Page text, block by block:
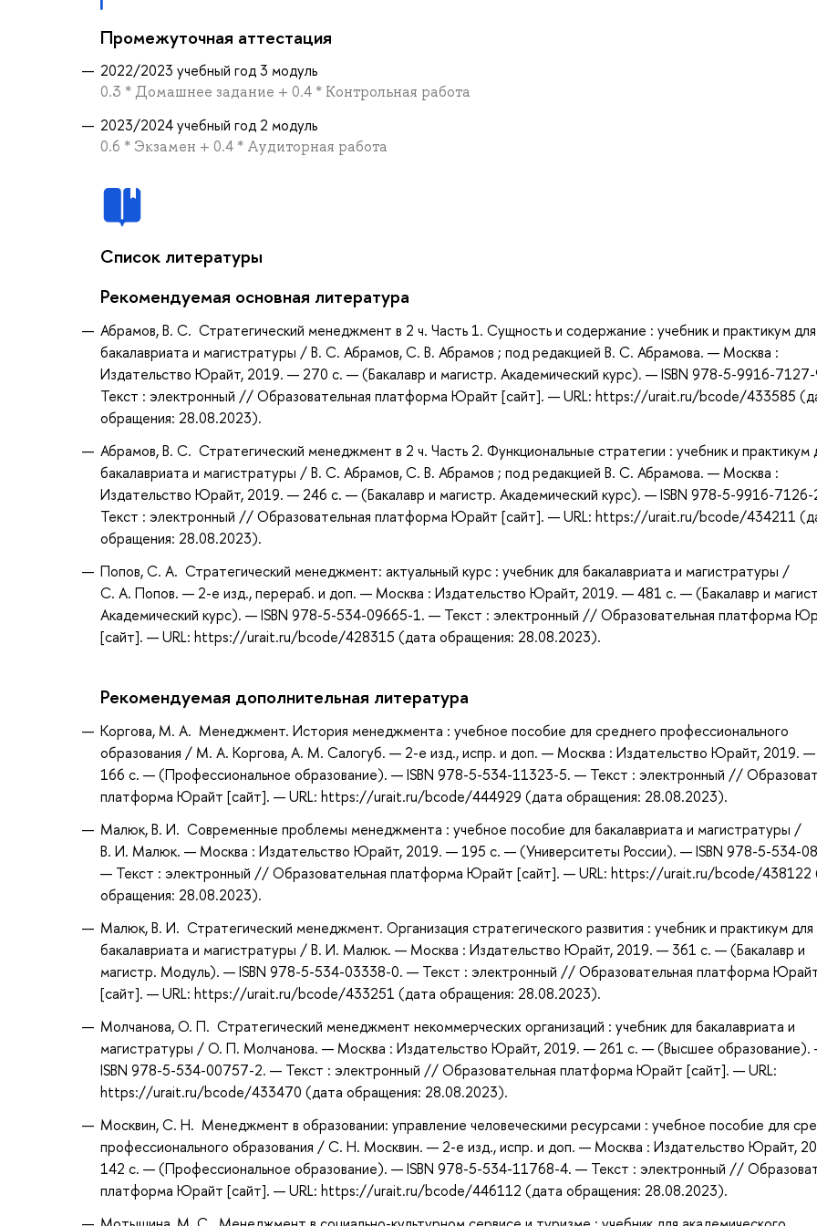
Промежуточная аттестация
2022/2023 учебный год 3 модуль
0.3 * Домашнее задание + 0.4 * Контрольная работа
2023/2024 учебный год 2 модуль
0.6 * Экзамен + 0.4 * Аудиторная работа
Список литературы
Рекомендуемая основная литература
Абрамов, В. С. Стратегический менеджмент в 2 ч. Часть 1. Сущность и содержание : учебник и практикум для
бакалавриата и магистратуры / В. С. Абрамов, С. В. Абрамов ; под редакцией В. С. Абрамова. — Москва :
Издательство Юрайт, 2019. — 270 с. — (Бакалавр и магистр. Академический курс). — ISBN 978-5-9916-
Текст : электронный // Образовательная платформа Юрайт [сайт]. — URL: https://urait.ru/bcode/433585
обращения: 28.08.2023).
Абрамов, В. С. Стратегический менеджмент в 2 ч. Часть 2. Функциональные стратегии : учебник и практикум
бакалавриата и магистратуры / В. С. Абрамов, С. В. Абрамов ; под редакцией В. С. Абрамова. — Москва :
Издательство Юрайт, 2019. — 246 с. — (Бакалавр и магистр. Академический курс). — ISBN 978-5-9916-
Текст : электронный // Образовательная платформа Юрайт [сайт]. — URL: https://urait.ru/bcode/434211
обращения: 28.08.2023).
Попов, С. А. Стратегический менеджмент: актуальный курс : учебник для бакалавриата и магистратуры /
С. А. Попов. — 2-е изд., перераб. и доп. — Москва : Издательство Юрайт, 2019. — 481 с. — (Бакалавр и
Академический курс). — ISBN 978-5-534-09665-1. — Текст : электронный // Образовательная платформа
[сайт]. — URL: https://urait.ru/bcode/428315 (дата обращения: 28.08.2023).
Рекомендуемая дополнительная литература
Коргова, М. А. Менеджмент. История менеджмента : учебное пособие для среднего профессионального
образования / М. А. Коргова, А. М. Салогуб. — 2-е изд., испр. и доп. — Москва : Издательство Юрайт, 2019. —
166 с. — (Профессиональное образование). — ISBN 978-5-534-11323-5. — Текст : электронный //
платформа Юрайт [сайт]. — URL: https://urait.ru/bcode/444929 (дата обращения: 28.08.2023).
Малюк, В. И. Современные проблемы менеджмента : учебное пособие для бакалавриата и магистратуры /
В. И. Малюк. — Москва : Издательство Юрайт, 2019. — 195 с. — (Университеты России). — ISBN 978-5-534-
— Текст : электронный // Образовательная платформа Юрайт [сайт]. — URL: https://urait.ru/bcode/438122
обращения: 28.08.2023).
Малюк, В. И. Стратегический менеджмент. Организация стратегического развития : учебник и практикум для
бакалавриата и магистратуры / В. И. Малюк. — Москва : Издательство Юрайт, 2019. — 361 с. — (Бакалавр и
магистр. Модуль). — ISBN 978-5-534-03338-0. — Текст : электронный // Образовательная платформа
[сайт]. — URL: https://urait.ru/bcode/433251 (дата обращения: 28.08.2023).
Молчанова, О. П. Стратегический менеджмент некоммерческих организаций : учебник для бакалавриата и
магистратуры / О. П. Молчанова. — Москва : Издательство Юрайт, 2019. — 261 с. — (Высшее
ISBN 978-5-534-00757-2. — Текст : электронный // Образовательная платформа Юрайт [сайт]. — URL:
https://urait.ru/bcode/433470 (дата обращения: 28.08.2023).
Москвин, С. Н. Менеджмент в образовании: управление человеческими ресурсами : учебное пособие для
профессионального образования / С. Н. Москвин. — 2-е изд., испр. и доп. — Москва : Издательство Юрайт,
142 с. — (Профессиональное образование). — ISBN 978-5-534-11768-4. — Текст : электронный //
платформа Юрайт [сайт]. — URL: https://urait.ru/bcode/446112 (дата обращения: 28.08.2023).